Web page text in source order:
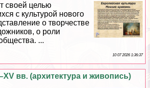
своей целью
с культурой нового
о творчестве
о роли
...
10 07 2026 1:36:37
вв. (архитектура и живопись)